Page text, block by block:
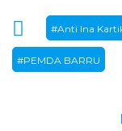
#Anti Ina
#PEMDA BARRU